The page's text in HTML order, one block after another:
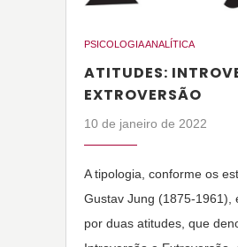
PSICOLOGIA ANALÍTICA
ATITUDES:
EXTROVERSÃO
10 de janeiro de 2022
A tipologia, conforme os
Gustav Jung (1875-1961),
por duas atitudes, que